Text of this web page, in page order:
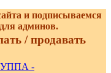
и подписываемся
админов.
/ продавать